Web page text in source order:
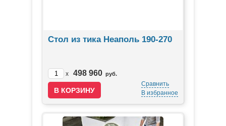
Стол из тика Неаполь 190-270
x 498 960 руб.
Сравнить
В избранное